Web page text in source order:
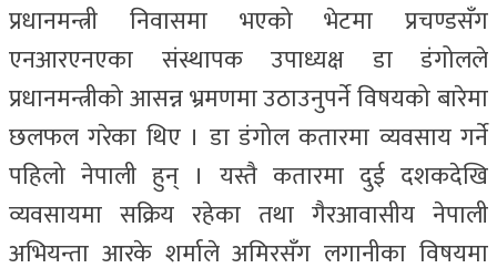
प्रधानमन्त्री निवासमा भएको भेटमा प्रचण्डसँग
एनआरएनएका संस्थापक उपाध्यक्ष डा डंगोलले
प्रधानमन्त्रीको आसन्न भ्रमणमा उठाउनुपर्ने विषयको बारेमा
छलफल गरेका थिए । डा डंगोल कतारमा व्यवसाय गर्ने
पहिलो नेपाली हुन् । यस्तै कतारमा दुई दशकदेखि
व्यवसायमा सक्रिय रहेका तथा गैरआवासीय नेपाली
अभियन्ता आरके शर्माले अमिरसँग लगानीका विषयमा